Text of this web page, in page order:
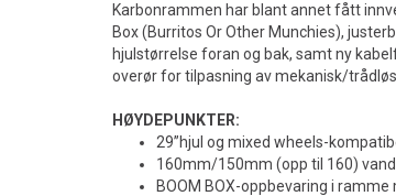
Karbonrammen har blant annet fått
Box (Burritos Or Other Munchies),
hjulstørrelse foran og bak, samt ny
overør for tilpasning av mekanisk/
HØYDEPUNKTER:
29”hjul og mixed wheels-
160mm/150mm (opp til 160)
BOOM BOX-oppbevaring i